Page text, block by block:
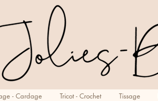
- Cardage Tricot - Crochet Tissage